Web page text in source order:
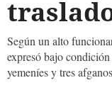
Según un alto
expresó bajo
yemeníes y tres afganos